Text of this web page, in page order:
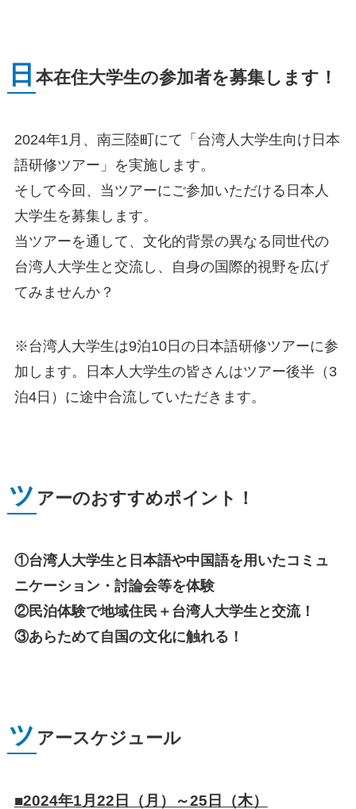
日 本在住大学生の参加者を募集します！
2024年1月、南三陸町にて「台湾人大学生向け日本
語研修ツアー」を実施します。
そして今回、当ツアーにご参加いただける日本人
大学生を募集します。
当ツアーを通して、文化的背景の異なる同世代の
台湾人大学生と交流し、自身の国際的視野を広げ
てみませんか？
※台湾人大学生は9泊10日の日本語研修ツアーに参
加します。日本人大学生の皆さんはツアー後半（3
泊4日）に途中合流していただきます。
ツ アーのおすすめポイント！
①台湾人大学生と日本語や中国語を用いたコミュ
ニケーション・討論会等を体験
②民泊体験で地域住民＋台湾人大学生と交流！
③あらためて自国の文化に触れる！
ツ アースケジュール
■2024年1月22日（月）～25日（木）